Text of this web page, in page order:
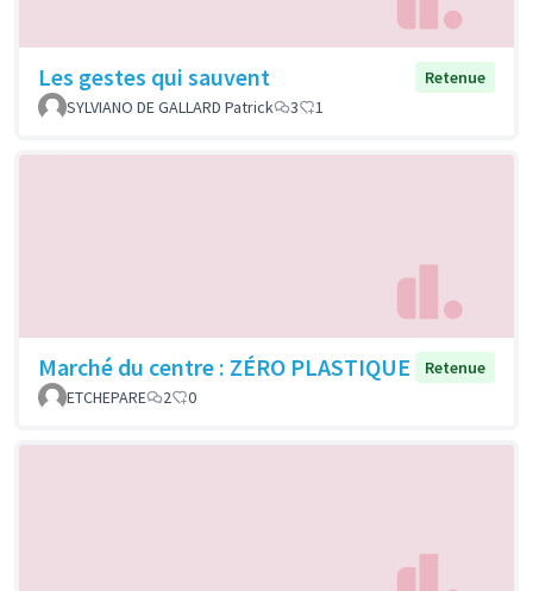
Les gestes qui sauvent
Retenue
SYLVIANO DE GALLARD Patrick
3 1
Marché du centre : ZÉRO PLASTIQUE
Retenue
ETCHEPARE
2 0